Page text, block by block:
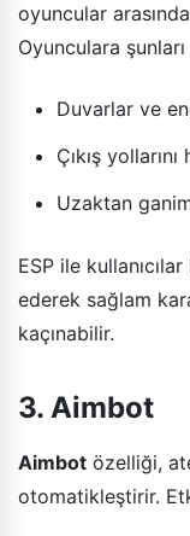
oyuncular
Oyunculara
Duvarlar ve
Çıkış
Uzaktan
ESP ile
ederek sağlam
kaçınabilir.
3. Aimbot
Aimbot özelliği,
otomatikleştirir.